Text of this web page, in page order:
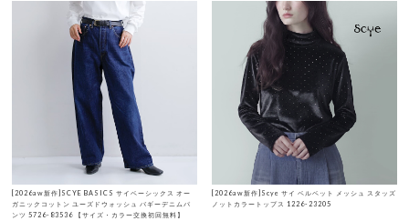
[2026aw新作]SCYE BASICS サイベーシックス オー
ガニックコットン ユーズドウォッシュ バギーデニムパ
ンツ 5726-83536 【サイズ・カラー交換初回無料】
[2026aw新作]Scye サイ ベルベット メッシュ スタッズ
ノットカラートップス 1226-23205